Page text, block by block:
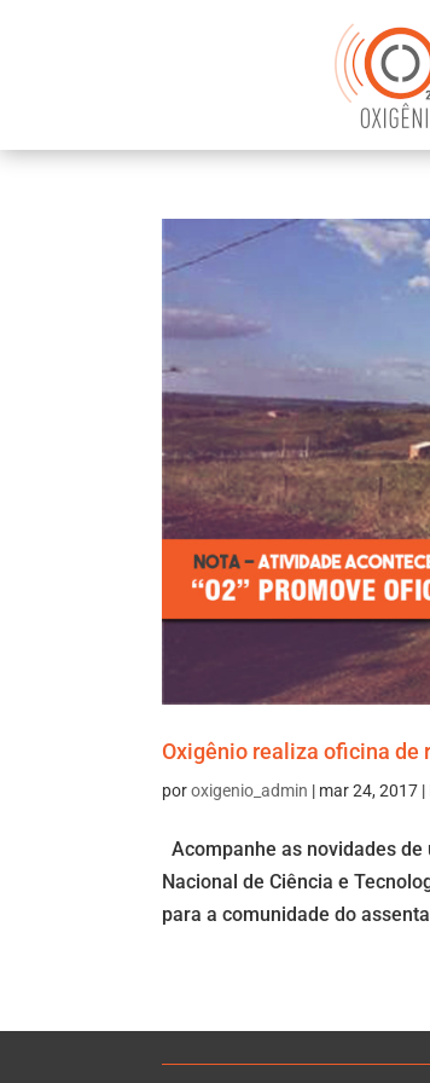
Oxigênio realiza oficina de
poroxigenio_admin | mar 24, 2017 |
Acompanhe as novidades
Nacional de Ciência e
para a comunidade do